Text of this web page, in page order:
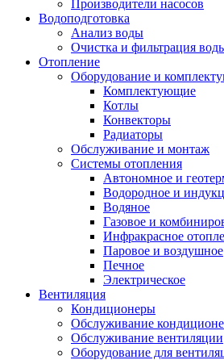
Производители насосов
Водоподготовка
Анализ воды
Очистка и фильтрация
Отопление
Оборудование и
Комплектующие
Котлы
Конвекторы
Радиаторы
Обслуживание и монтаж
Системы отопления
Автономное и
Водородное и
Водяное
Газовое и
Инфракрасное
Паровое и воздушное
Печное
Электрическое
Вентиляция
Кондиционеры
Обслуживание
Обслуживание вентиляции
Оборудование для